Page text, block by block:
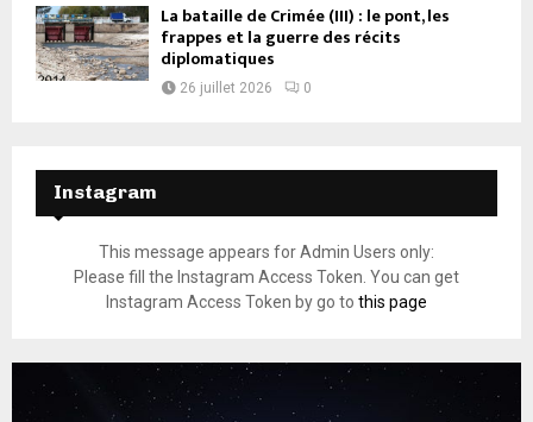
La bataille de Crimée (III) : le pont, les
frappes et la guerre des récits
diplomatiques
26 juillet 2026 0
Instagram
This message appears for Admin Users only:
Please fill the Instagram Access Token. You can get
Instagram Access Token by go to this page